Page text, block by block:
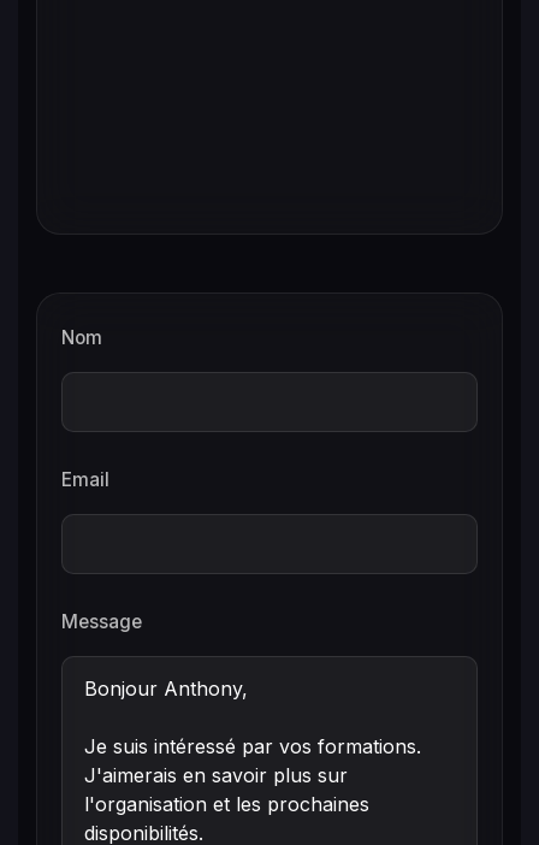
Nom
Email
Message